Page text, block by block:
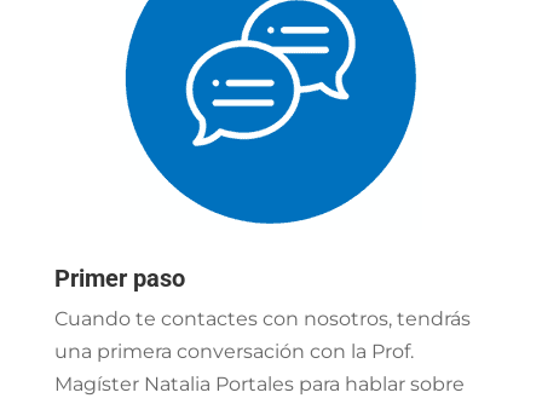
Primer paso
Cuando te contactes con nosotros, tendrás
una primera conversación con la Prof.
Magíster Natalia Portales para hablar sobre